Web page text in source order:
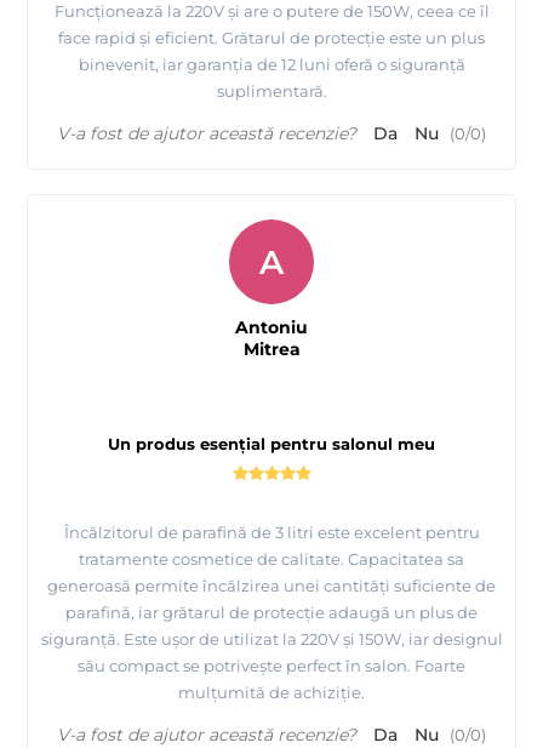
Funcționează la 220V și are o putere de 150W, ceea ce îl
face rapid și eficient. Grătarul de protecție este un plus
binevenit, iar garanția de 12 luni oferă o siguranță
suplimentară.
V-a fost de ajutor această recenzie? Da Nu (0/0)
Un produs esențial pentru salonul meu
Încălzitorul de parafină de 3 litri este excelent pentru
tratamente cosmetice de calitate. Capacitatea sa
generoasă permite încălzirea unei cantități suficiente de
parafină, iar grătarul de protecție adaugă un plus de
siguranță. Este ușor de utilizat la 220V și 150W, iar designul
său compact se potrivește perfect în salon. Foarte
mulțumită de achiziție.
A
Antoniu
Mitrea
V-a fost de ajutor această recenzie? Da Nu (0/0)